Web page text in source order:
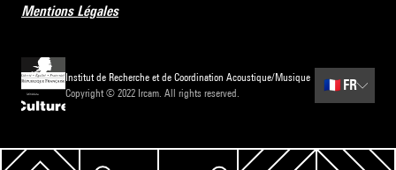
Mentions Légales
Institut de Recherche et de Coordination Acoustique/Musique
Copyright © 2022 Ircam. All rights reserved.
🇫🇷 FR